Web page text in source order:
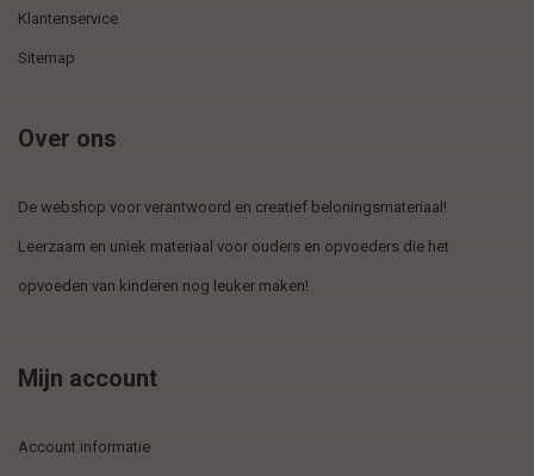
Klantenservice
Sitemap
Over ons
De webshop voor verantwoord en creatief beloningsmateriaal!
Leerzaam en uniek materiaal voor ouders en opvoeders die het
opvoeden van kinderen nog leuker maken!
Mijn account
Account informatie